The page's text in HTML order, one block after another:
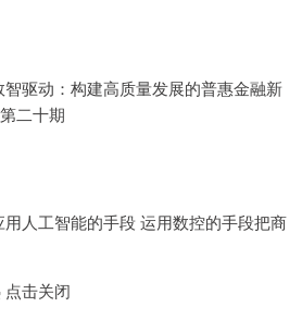
驱动：构建高质量发展的普惠金融新
二十期
人工智能的手段 运用数控的手段把商
点击关闭